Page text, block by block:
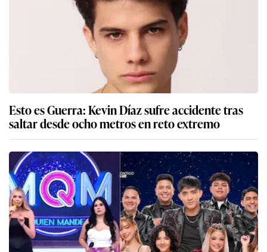
Esto es Guerra: Kevin Díaz sufre accidente tras
saltar desde ocho metros en reto extremo